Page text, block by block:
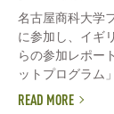
名古屋商科大学
に参加し、イギ
らの参加レポー
ットプログラム
READ MORE